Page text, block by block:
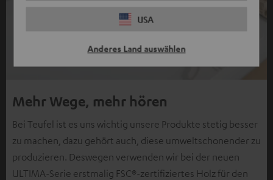
USA
Anderes Land auswählen
Mehr Wege, mehr hören
Bei Teufel ist es uns wichtig unsere Produkte stetig besser
zu machen, dazu gehört auch, diese umweltschonender zu
produzieren. Deswegen verwenden wir bei der neuen
ULTIMA-Serie erstmalig FSC®-zertifiziertes Holz für den